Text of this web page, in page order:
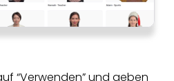
“Verwenden” und geben